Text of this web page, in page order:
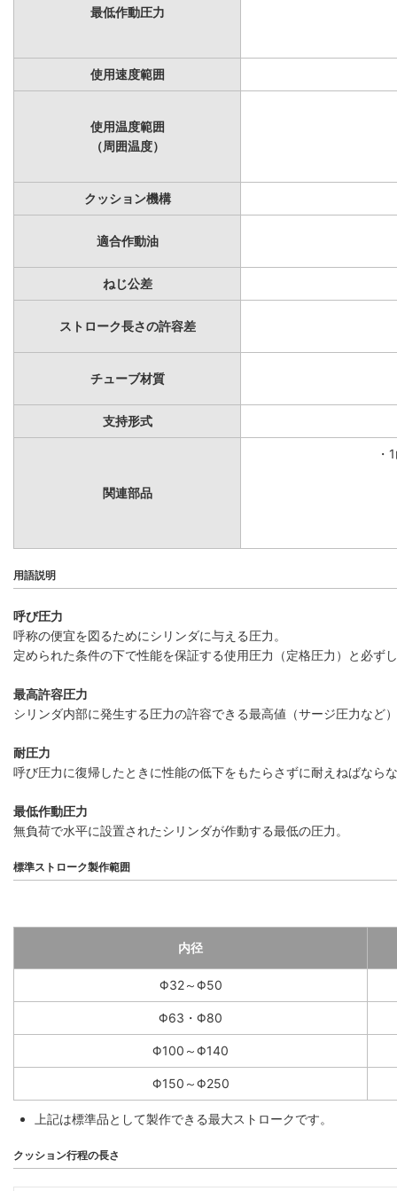
最低作動圧力
使用速度範囲
使用温度範囲
（周囲温度）
クッション機構
適合作動油
ねじ公差
ストローク長さの許容差
チューブ材質
支持形式
関連部品
・
用語説明
呼び圧力
呼称の便宜を図るためにシリンダに与える圧力。
定められた条件の下で性能を保証する使用圧力（定格圧力）と必ず
最高許容圧力
シリンダ内部に発生する圧力の許容できる最高値（サージ圧力など
耐圧力
呼び圧力に復帰したときに性能の低下をもたらさずに耐えねばなら
最低作動圧力
無負荷で水平に設置されたシリンダが作動する最低の圧力。
標準ストローク製作範囲
内径
Φ32～Φ50
Φ63・Φ80
Φ100～Φ140
Φ150～Φ250
上記は標準品として製作できる最大ストロークです。
クッション行程の長さ